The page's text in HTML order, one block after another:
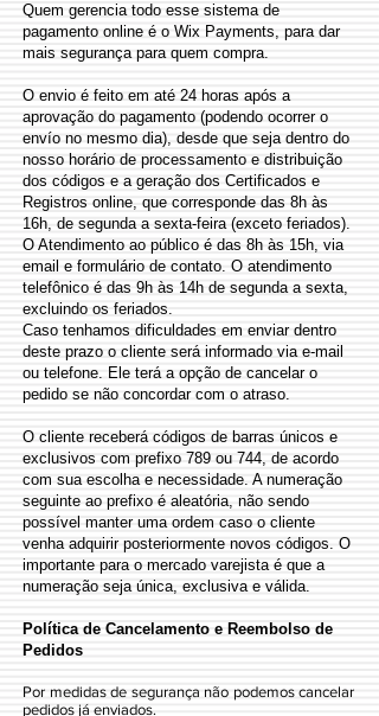
Quem gerencia todo esse sistema de
pagamento online é o Wix Payments, para dar
mais segurança para quem compra.
O envio é feito em até 24 horas após a
aprovação do pagamento (podendo ocorrer o
envío no mesmo dia), desde que seja dentro do
nosso horário de processamento e distribuição
dos códigos e a geração dos Certificados e
Registros online, que corresponde das 8h às
16h, de segunda a sexta-feira (exceto feriados).
O Atendimento ao público é das 8h às 15h, via
email e formulário de contato. O atendimento
telefônico é das 9h às 14h de segunda a sexta,
excluindo os feriados.
Caso tenhamos dificuldades em enviar dentro
deste prazo o cliente será informado via e-mail
ou telefone. Ele terá a opção de cancelar o
pedido se não concordar com o atraso.
O cliente receberá códigos de barras únicos e
exclusivos com prefixo 789 ou 744, de acordo
com sua escolha e necessidade. A numeração
seguinte ao prefixo é aleatória, não sendo
possível manter uma ordem caso o cliente
venha adquirir posteriormente novos códigos. O
importante para o mercado varejista é que a
numeração seja única, exclusiva e válida.
​Política de Cancelamento e Reembolso de
Pedidos
Por medidas de segurança não podemos cancelar
pedidos já enviados.